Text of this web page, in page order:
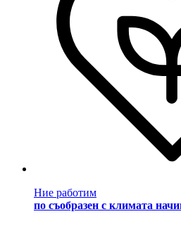
Ние работим
по съобразен с климата